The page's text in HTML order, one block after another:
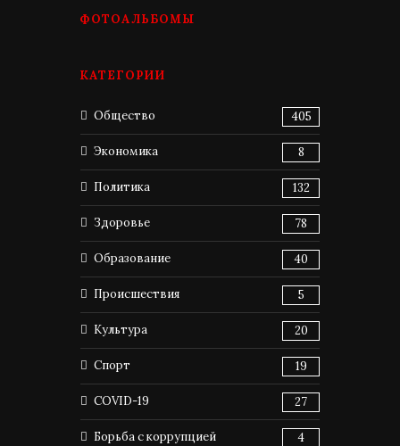
ФОТОАЛЬБОМЫ
КАТЕГОРИИ
Общество 405
Экономика 8
Политика 132
Здоровье 78
Образование 40
Происшествия 5
Культура 20
Спорт 19
COVID-19 27
Борьба с коррупцией 4